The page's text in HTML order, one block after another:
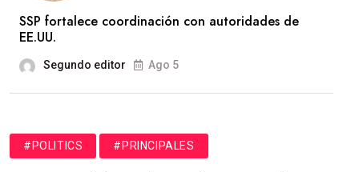
SSP fortalece coordinación con autoridades de
EE.UU.
Segundo editor Ago 5
#POLITICS #PRINCIPALES